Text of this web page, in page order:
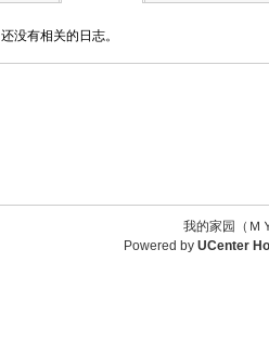
还没有相关的日志。
我的家园（
Powered by UCenter